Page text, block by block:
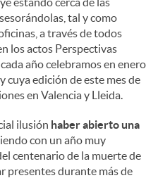
tal y como
a través de todos
los actos Perspectivas
año celebramos en enero
cuya edición de este mes de
en Valencia y Lleida.
ilusión haber abierto una
con un año muy
centenario de la muerte de
presentes durante más de